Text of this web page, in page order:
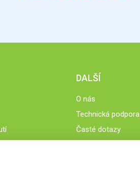
DALŠÍ
O nás
Technická podpora
Časté dotazy